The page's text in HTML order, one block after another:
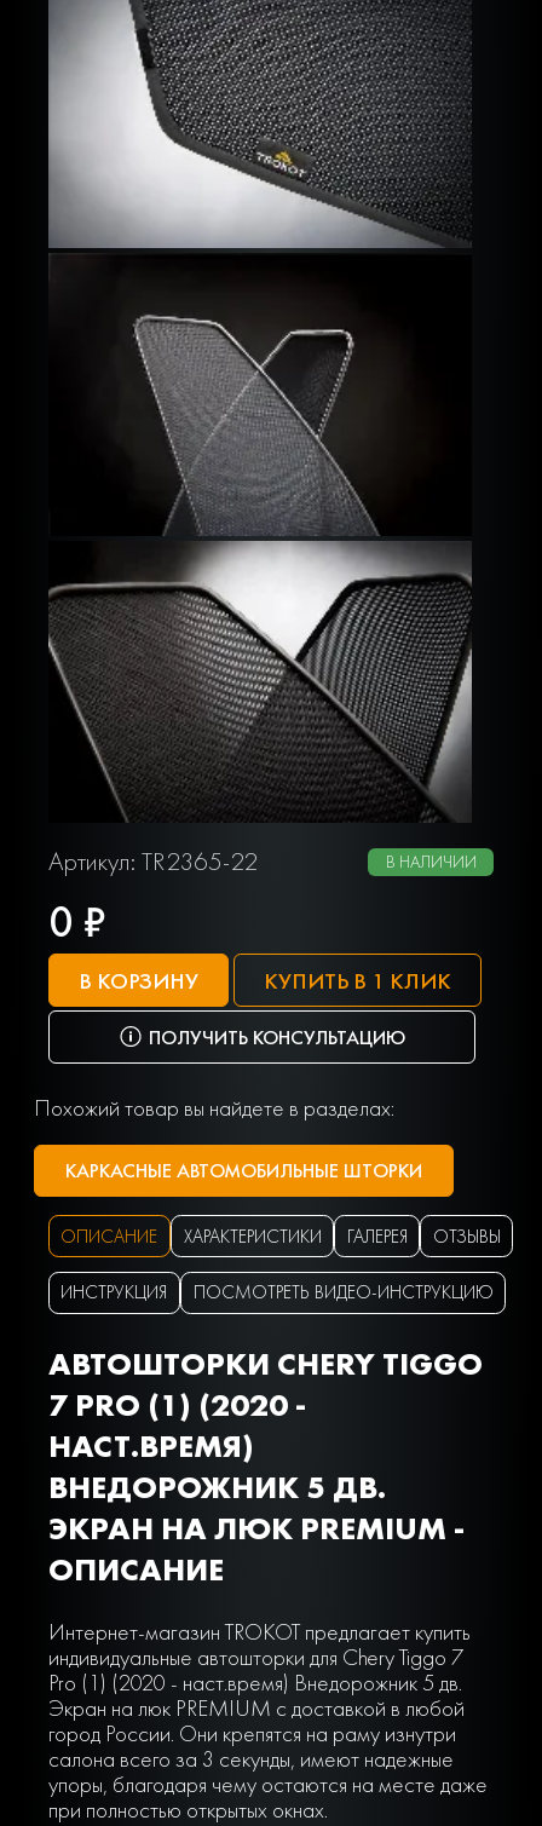
Артикул: TR2365-22 В НАЛИЧИИ
0 ₽
В КОРЗИНУ КУПИТЬ В 1 КЛИК
ПОЛУЧИТЬ КОНСУЛЬТАЦИЮ
Похожий товар вы найдете в разделах:
КАРКАСНЫЕ АВТОМОБИЛЬНЫЕ ШТОРКИ
ОПИСАНИЕ ХАРАКТЕРИСТИКИ ГАЛЕРЕЯ ОТЗЫВЫ
ИНСТРУКЦИЯ ПОСМОТРЕТЬ ВИДЕО-ИНСТРУКЦИЮ
АВТОШТОРКИ CHERY TIGGO
7 PRO (1) (2020 -
НАСТ.ВРЕМЯ)
ВНЕДОРОЖНИК 5 ДВ.
ЭКРАН НА ЛЮК PREMIUM -
ОПИСАНИЕ
Интернет-магазин TROKOT предлагает купить
индивидуальные автошторки для Chery Tiggo 7
Pro (1) (2020 - наст.время) Внедорожник 5 дв.
Экран на люк PREMIUM с доставкой в любой
город России. Они крепятся на раму изнутри
салона всего за 3 секунды, имеют надежные
упоры, благодаря чему остаются на месте даже
при полностью открытых окнах.